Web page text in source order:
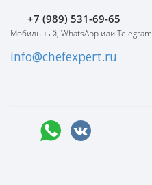
+7 (989) 531-69-65
Мобильный, WhatsApp или Telegram
info@chefexpert.ru